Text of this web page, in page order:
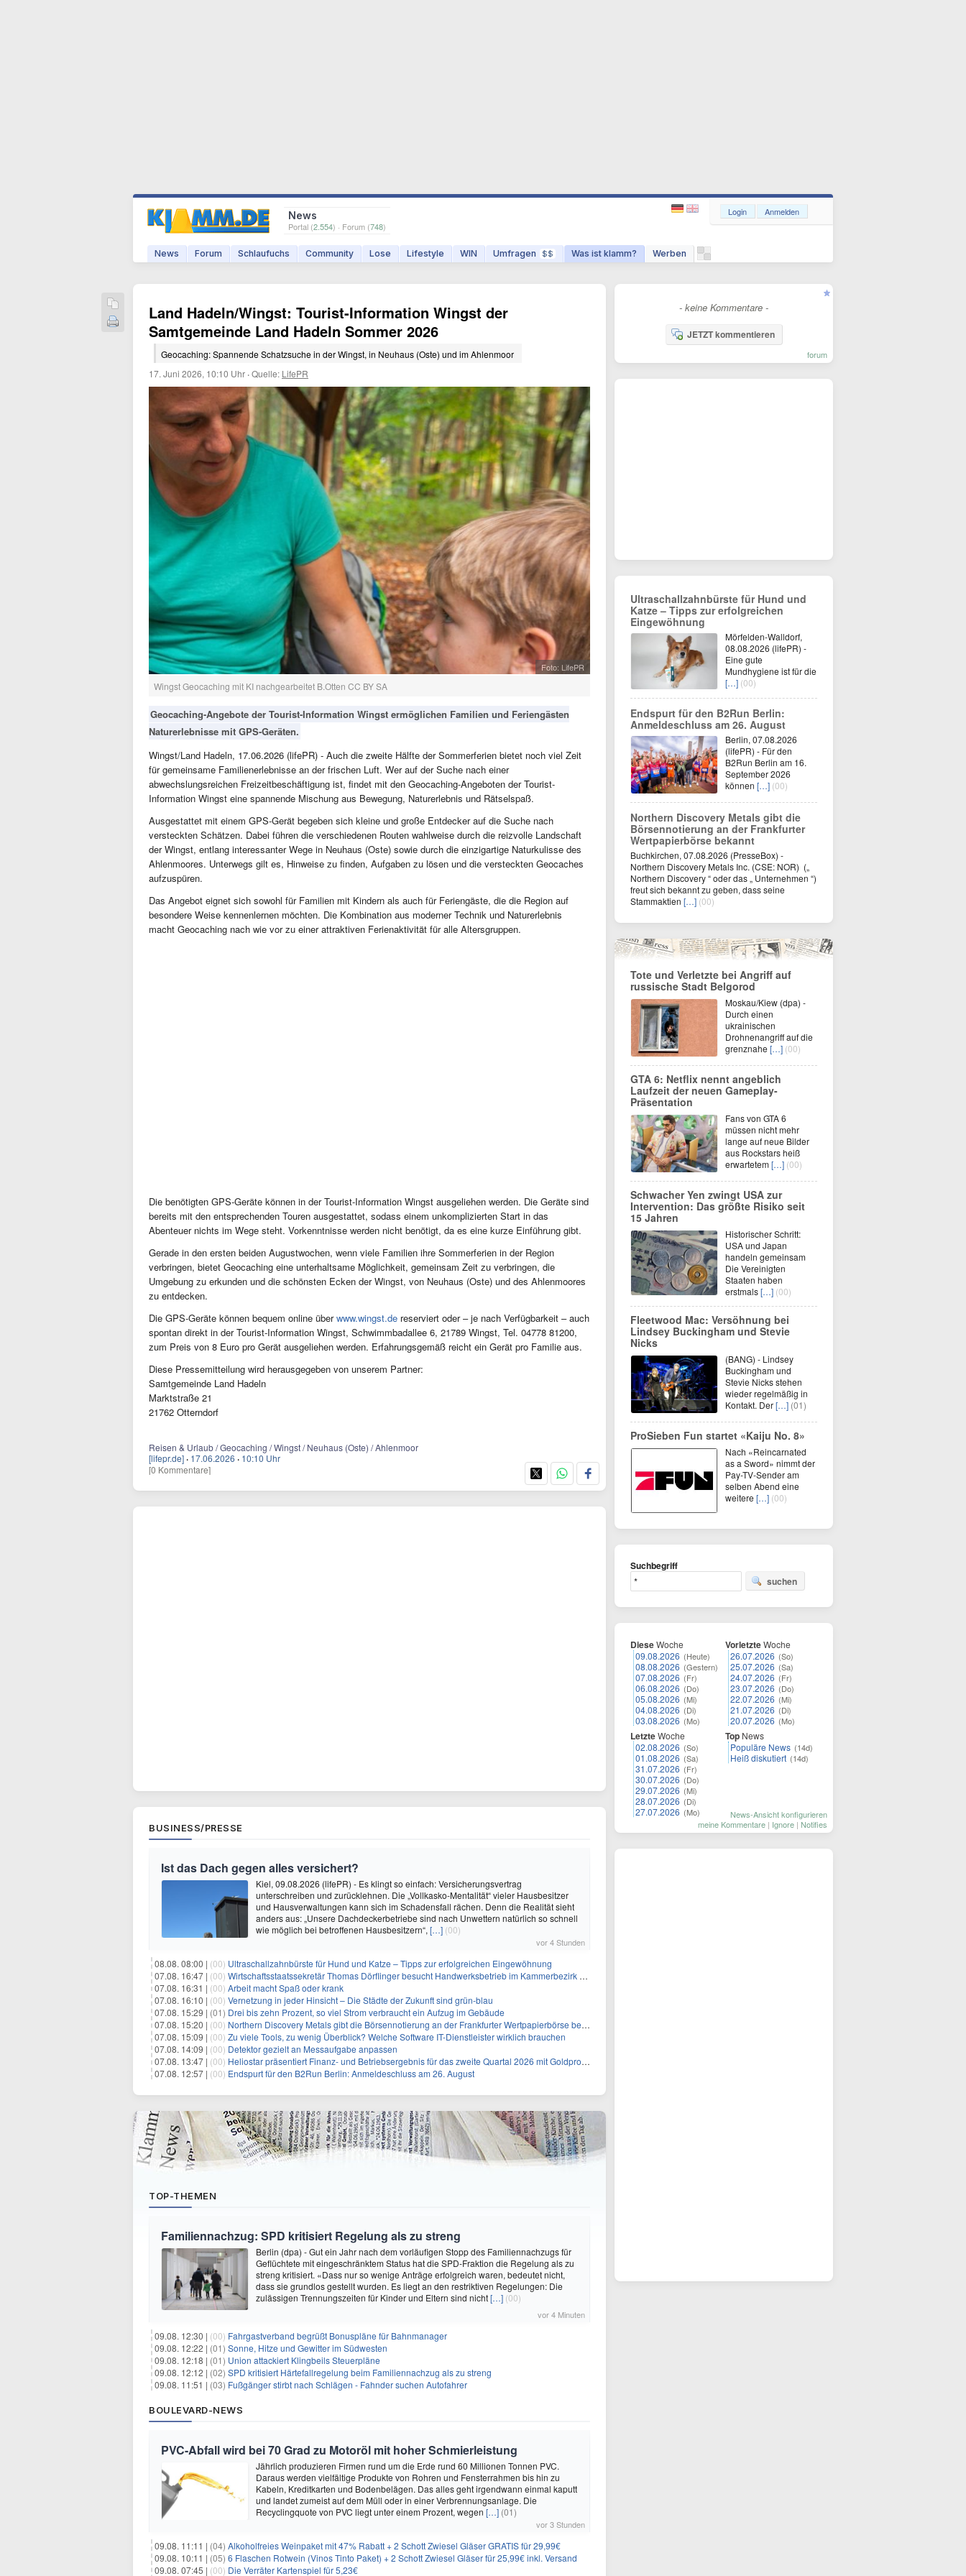
News
Portal (2.554) · Forum (748)
News Forum Schlaufuchs Community Lose Lifestyle WIN Umfragen $$ Was ist klamm? Werben
Login Anmelden
Land Hadeln/Wingst: Tourist-Information Wingst der
Samtgemeinde Land Hadeln Sommer 2026
Geocaching: Spannende Schatzsuche in der Wingst, in Neuhaus (Oste) und im Ahlenmoor
17. Juni 2026, 10:10 Uhr ·Quelle: LifePR
Foto: LifePR
Wingst Geocaching mit KI nachgearbeitet B.Otten CC BY SA
Geocaching-Angebote der Tourist-Information Wingst ermöglichen Familien und Feriengästen
Naturerlebnisse mit GPS-Geräten.
Wingst/Land Hadeln, 17.06.2026 (lifePR) - Auch die zweite Hälfte der Sommerferien bietet noch viel Zeit
für gemeinsame Familienerlebnisse an der frischen Luft. Wer auf der Suche nach einer
abwechslungsreichen Freizeitbeschäftigung ist, findet mit den Geocaching-Angeboten der Tourist-
Information Wingst eine spannende Mischung aus Bewegung, Naturerlebnis und Rätselspaß.
Ausgestattet mit einem GPS-Gerät begeben sich kleine und große Entdecker auf die Suche nach
versteckten Schätzen. Dabei führen die verschiedenen Routen wahlweise durch die reizvolle Landschaft
der Wingst, entlang interessanter Wege in Neuhaus (Oste) sowie durch die einzigartige Naturkulisse des
Ahlenmoores. Unterwegs gilt es, Hinweise zu finden, Aufgaben zu lösen und die versteckten Geocaches
aufzuspüren.
Das Angebot eignet sich sowohl für Familien mit Kindern als auch für Feriengäste, die die Region auf
besondere Weise kennenlernen möchten. Die Kombination aus moderner Technik und Naturerlebnis
macht Geocaching nach wie vor zu einer attraktiven Ferienaktivität für alle Altersgruppen.
Die benötigten GPS-Geräte können in der Tourist-Information Wingst ausgeliehen werden. Die Geräte sind
bereits mit den entsprechenden Touren ausgestattet, sodass einem unkomplizierten Start in das
Abenteuer nichts im Wege steht. Vorkenntnisse werden nicht benötigt, da es eine kurze Einführung gibt.
Gerade in den ersten beiden Augustwochen, wenn viele Familien ihre Sommerferien in der Region
verbringen, bietet Geocaching eine unterhaltsame Möglichkeit, gemeinsam Zeit zu verbringen, die
Umgebung zu erkunden und die schönsten Ecken der Wingst, von Neuhaus (Oste) und des Ahlenmoores
zu entdecken.
Die GPS-Geräte können bequem online überwww.wingst.de reserviert oder – je nach Verfügbarkeit – auch
spontan direkt in der Tourist-Information Wingst, Schwimmbadallee 6, 21789 Wingst, Tel. 04778 81200,
zum Preis von 8 Euro pro Gerät ausgeliehen werden. Erfahrungsgemäß reicht ein Gerät pro Familie aus.
Diese Pressemitteilung wird herausgegeben von unserem Partner:
Samtgemeinde Land Hadeln
Marktstraße 21
21762 Otterndorf
Reisen & Urlaub / Geocaching / Wingst / Neuhaus (Oste) / Ahlenmoor
[lifepr.de] · 17.06.2026 · 10:10 Uhr
[0 Kommentare]
BUSINESS/PRESSE
Ist das Dach gegen alles versichert?
Kiel, 09.08.2026 (lifePR) - Es klingt so einfach: Versicherungsvertrag
unterschreiben und zurücklehnen. Die „Vollkasko-Mentalität“ vieler Hausbesitzer
und Hausverwaltungen kann sich im Schadensfall rächen. Denn die Realität sieht
anders aus: „Unsere Dachdeckerbetriebe sind nach Unwettern natürlich so schnell
wie möglich bei betroffenen Hausbesitzern“, […] (00)
vor 4 Stunden
08.08. 08:00 | (00) Ultraschallzahnbürste für Hund und Katze – Tipps zur erfolgreichen Eingewöhnung
07.08. 16:47 | (00) Wirtschaftsstaatssekretär Thomas Dörflinger besucht Handwerksbetrieb im Kammerbezirk Freiburg
07.08. 16:31 | (00) Arbeit macht Spaß oder krank
07.08. 16:10 | (00) Vernetzung in jeder Hinsicht – Die Städte der Zukunft sind grün-blau
07.08. 15:29 | (01) Drei bis zehn Prozent, so viel Strom verbraucht ein Aufzug im Gebäude
07.08. 15:20 | (00) Northern Discovery Metals gibt die Börsennotierung an der Frankfurter Wertpapierbörse bekannt
07.08. 15:09 | (00) Zu viele Tools, zu wenig Überblick? Welche Software IT-Dienstleister wirklich brauchen
07.08. 14:09 | (00) Detektor gezielt an Messaufgabe anpassen
07.08. 13:47 | (00) Heliostar präsentiert Finanz- und Betriebsergebnis für das zweite Quartal 2026 mit Goldproduktion und Barreserven in Rekordhöhe
07.08. 12:57 | (00) Endspurt für den B2Run Berlin: Anmeldeschluss am 26. August
TOP-THEMEN
Familiennachzug: SPD kritisiert Regelung als zu streng
Berlin (dpa) - Gut ein Jahr nach dem vorläufigen Stopp des Familiennachzugs für
Geflüchtete mit eingeschränktem Status hat die SPD-Fraktion die Regelung als zu
streng kritisiert. «Dass nur so wenige Anträge erfolgreich waren, bedeutet nicht,
dass sie grundlos gestellt wurden. Es liegt an den restriktiven Regelungen: Die
zulässigen Trennungszeiten für Kinder und Eltern sind nicht[…] (00)
vor 4 Minuten
09.08. 12:30 | (00) Fahrgastverband begrüßt Bonuspläne für Bahnmanager
09.08. 12:22 | (01) Sonne, Hitze und Gewitter im Südwesten
09.08. 12:18 | (01) Union attackiert Klingbeils Steuerpläne
09.08. 12:12 | (02) SPD kritisiert Härtefallregelung beim Familiennachzug als zu streng
09.08. 11:51 | (03) Fußgänger stirbt nach Schlägen - Fahnder suchen Autofahrer
BOULEVARD-NEWS
PVC-Abfall wird bei 70 Grad zu Motoröl mit hoher Schmierleistung
Jährlich produzieren Firmen rund um die Erde rund 60 Millionen Tonnen PVC.
Daraus werden vielfältige Produkte von Rohren und Fensterrahmen bis hin zu
Kabeln, Kreditkarten und Bodenbelägen. Das alles geht irgendwann einmal kaputt
und landet zumeist auf dem Müll oder in einer Verbrennungsanlage. Die
Recyclingquote von PVC liegt unter einem Prozent, wegen […] (01)
vor 3 Stunden
09.08. 11:11 | (04) Alkoholfreies Weinpaket mit 47% Rabatt + 2 Schott Zwiesel Gläser GRATIS für 29,99€
09.08. 10:11 | (05) 6 Flaschen Rotwein (Vinos Tinto Paket) + 2 Schott Zwiesel Gläser für 25,99€ inkl. Versand
09.08. 07:45 | (00) Die Verräter Kartenspiel für 5,23€
- keine Kommentare -
JETZT kommentieren
forum
Ultraschallzahnbürste für Hund und
Katze – Tipps zur erfolgreichen
Eingewöhnung
Mörfelden-Walldorf,
08.08.2026 (lifePR) -
Eine gute
Mundhygiene ist für die
[…] (00)
Endspurt für den B2Run Berlin:
Anmeldeschluss am 26. August
Berlin, 07.08.2026
(lifePR) - Für den
B2Run Berlin am 16.
September 2026
können […] (00)
Northern Discovery Metals gibt die
Börsennotierung an der Frankfurter
Wertpapierbörse bekannt
Buchkirchen, 07.08.2026 (PresseBox) -
Northern Discovery Metals Inc. (CSE: NOR) („
Northern Discovery “ oder das „ Unternehmen “)
freut sich bekannt zu geben, dass seine
Stammaktien […] (00)
Tote und Verletzte bei Angriff auf
russische Stadt Belgorod
Moskau/Kiew (dpa) -
Durch einen
ukrainischen
Drohnenangriff auf die
grenznahe […] (00)
GTA 6: Netflix nennt angeblich
Laufzeit der neuen Gameplay-
Präsentation
Fans von GTA 6
müssen nicht mehr
lange auf neue Bilder
aus Rockstars heiß
erwartetem[…] (00)
Schwacher Yen zwingt USA zur
Intervention: Das größte Risiko seit
15 Jahren
Historischer Schritt:
USA und Japan
handeln gemeinsam
Die Vereinigten
Staaten haben
erstmals[…] (00)
Fleetwood Mac: Versöhnung bei
Lindsey Buckingham und Stevie
Nicks
(BANG) - Lindsey
Buckingham und
Stevie Nicks stehen
wieder regelmäßig in
Kontakt. Der[…] (01)
ProSieben Fun startet «Kaiju No. 8»
Nach «Reincarnated
as a Sword» nimmt der
Pay-TV-Sender am
selben Abend eine
weitere […] (00)
Suchbegriff
suchen
DieseWoche
09.08.2026 (Heute)
08.08.2026 (Gestern)
07.08.2026 (Fr)
06.08.2026 (Do)
05.08.2026 (Mi)
04.08.2026 (Di)
03.08.2026 (Mo)
LetzteWoche
02.08.2026 (So)
01.08.2026 (Sa)
31.07.2026 (Fr)
30.07.2026 (Do)
29.07.2026 (Mi)
28.07.2026 (Di)
27.07.2026 (Mo)
VorletzteWoche
26.07.2026 (So)
25.07.2026 (Sa)
24.07.2026 (Fr)
23.07.2026 (Do)
22.07.2026 (Mi)
21.07.2026 (Di)
20.07.2026 (Mo)
Top News
Populäre News (14d)
Heiß diskutiert (14d)
News-Ansicht konfigurieren
meine Kommentare | Ignore | Notifies